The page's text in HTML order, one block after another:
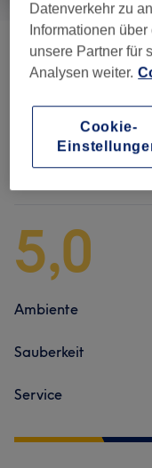
5,0
Ambiente
Sauberkeit
Service
Datenverkehr zu
Informationen
unsere Partner für
Analysen weiter.
Cookie-